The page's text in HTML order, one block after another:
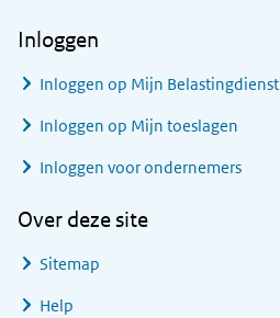
Inloggen
Inloggen op Mijn Belastingdienst
Inloggen op Mijn toeslagen
Inloggen voor ondernemers
Over deze site
Sitemap
Help